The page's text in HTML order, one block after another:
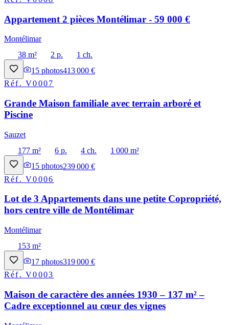
Appartement 2 pièces Montélimar - 59 000 €
Montélimar
38 m²
2 p.
1 ch.
15 photos413 000 €
Réf.V0007
Grande Maison familiale avec terrain arboré et
Piscine
Sauzet
177 m²
6 p. 4 ch.
1 000 m²
15 photos239 000 €
Réf.V0006
Lot de 3 Appartements dans une petite Copropriété,
hors centre ville de Montélimar
Montélimar
153 m²
17 photos319 000 €
Réf.V0003
Maison de caractère des années 1930 – 137 m² –
Cadre exceptionnel au cœur des vignes